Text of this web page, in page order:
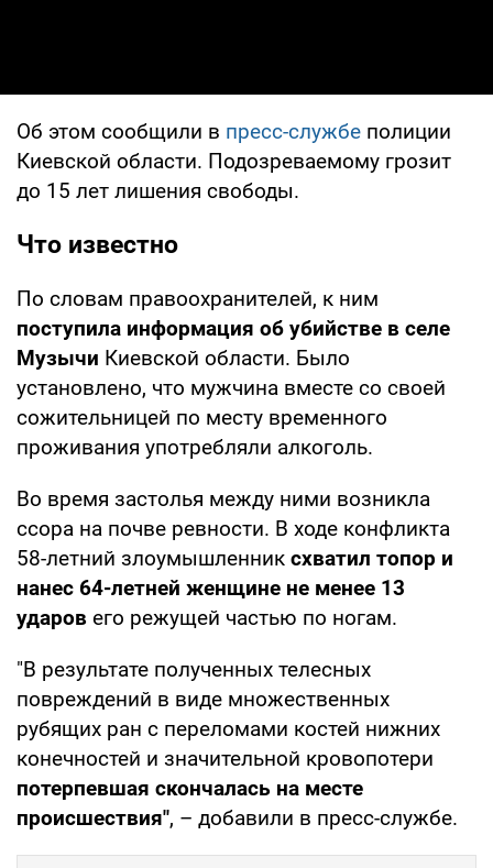
Об этом сообщили в пресс-службе полиции
Киевской области. Подозреваемому грозит
до 15 лет лишения свободы.
Что известно
По словам правоохранителей, к ним
поступила информация об убийстве в селе
Музычи Киевской области. Было
установлено, что мужчина вместе со своей
сожительницей по месту временного
проживания употребляли алкоголь.
Во время застолья между ними возникла
ссора на почве ревности. В ходе конфликта
58-летний злоумышленник схватил топор и
нанес 64-летней женщине не менее 13
ударов его режущей частью по ногам.
"В результате полученных телесных
повреждений в виде множественных
рубящих ран с переломами костей нижних
конечностей и значительной кровопотери
потерпевшая скончалась на месте
происшествия", – добавили в пресс-службе.